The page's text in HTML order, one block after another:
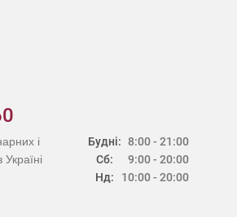
Будні:
Сб:
Нд:
8:00 - 21:00
9:00 - 20:00
10:00 - 20:00
і